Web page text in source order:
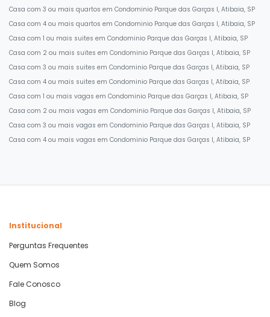
Casa com 3 ou mais quartos em Condominio Parque das Garças I, Atibaia, SP
Casa com 4 ou mais quartos em Condominio Parque das Garças I, Atibaia, SP
Casa com 1 ou mais suites em Condominio Parque das Garças I, Atibaia, SP
Casa com 2 ou mais suites em Condominio Parque das Garças I, Atibaia, SP
Casa com 3 ou mais suites em Condominio Parque das Garças I, Atibaia, SP
Casa com 4 ou mais suites em Condominio Parque das Garças I, Atibaia, SP
Casa com 1 ou mais vagas em Condominio Parque das Garças I, Atibaia, SP
Casa com 2 ou mais vagas em Condominio Parque das Garças I, Atibaia, SP
Casa com 3 ou mais vagas em Condominio Parque das Garças I, Atibaia, SP
Casa com 4 ou mais vagas em Condominio Parque das Garças I, Atibaia, SP
Institucional
Perguntas Frequentes
Quem Somos
Fale Conosco
Blog